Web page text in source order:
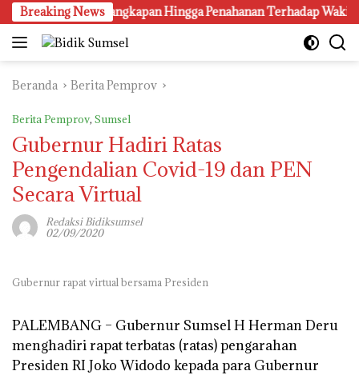
Langsung
ke
konten
Breaking News
Penangkapan Hingga Penahanan Terhadap Wakil
Beranda Berita Pemprov
Berita Pemprov, Sumsel
Gubernur Hadiri Ratas
Pengendalian Covid-19 dan PEN
Secara Virtual
Redaksi Bidiksumsel
02/09/2020
Gubernur rapat virtual bersama Presiden
PALEMBANG – Gubernur Sumsel H Herman Deru
menghadiri rapat terbatas (ratas) pengarahan
Presiden RI Joko Widodo kepada para Gubernur